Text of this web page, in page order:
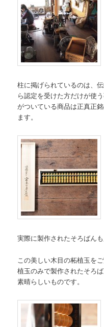
柱に掲げられているのは、
ら認定を受けた方だけが使
がついている商品は正真正
ます。
実際に製作されたそろばんも
この美しい木目の柘植玉を
植玉のみで製作されたそろ
素晴らしいものです。